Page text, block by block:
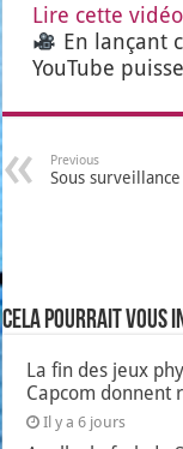
Lire cette
En lan­çant
You­Tube
Previous
Sous surveillance
Cela pourrait vous
La fin des jeux
Capcom donnent
Il y a 6 jours